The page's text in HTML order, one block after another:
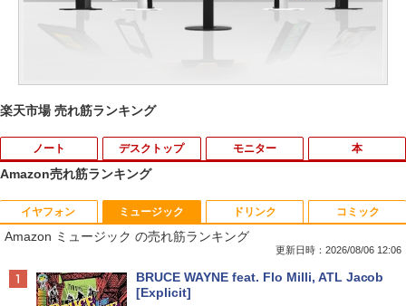
楽天市場 売れ筋ランキング
ノート
1
超得1,000円OFF｜新生活応援 豪華特典
付き｜最新OS対応 第8世代｜最大180日
保証｜Core i3 第8世代｜中古ノートパソ
トパソコン 15.6 テンキー付き｜ノートパ
ソコン Microsoft Office付き｜ノートパ
デスクトップ
1
【中古】 自作機 Z170 PRO GAMING Co
re i7 6700K タワー型 USB3.0 HDMI ジャ
￥9,310
モニター
1
【送料無料】TF: 富士通 23.8型液晶ディ
スプレイ DY24-9T / B24-9 TS/ FullHD
1920x1080/ D-sub,DVI,Displayport フ
古モニター /24型 ワイド 液晶モニター
【3ケ月保証】
本
1
漫画 いしぶみ 原爆が落ちてくると
き、ぼくらは空を見ていた （一般書 51
1） [ 広島テレビ放送編『いしぶみ』 ]
￥1,650
Amazon売れ筋ランキング
イヤフォン
Anker Soundcore P40i オフホワイト
ミュージック
Amazon ミュージック の売れ筋ランキング
更新日時：2026/08/06 12:06
BRUCE WAYNE feat. Flo Milli, ATL Jacob
[Explicit]
ドリンク コミック